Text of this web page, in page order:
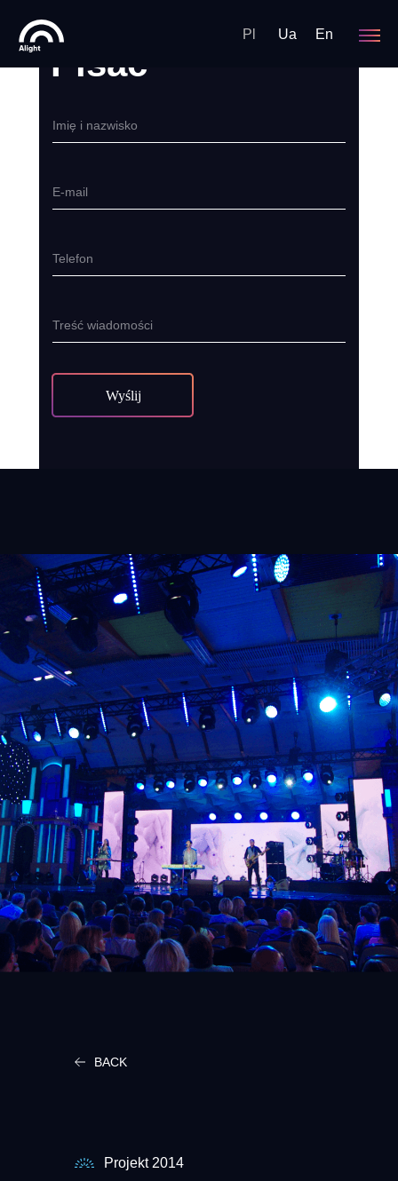
En
Ua
Pl
Pisać
Imię i nazwisko
E-mail
Telefon
Treść wiadomości
Wyślij
BACK
Projekt 2014